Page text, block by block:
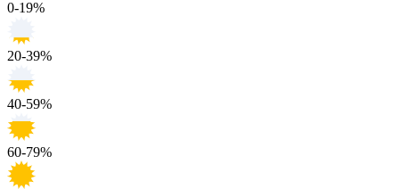
0-19%
20-39%
40-59%
60-79%